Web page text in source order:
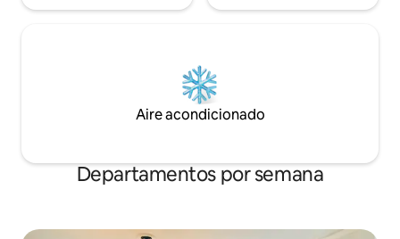
ofrecemos un espacio de garaje limpio
Aire acondicionado
Departamentos por semana